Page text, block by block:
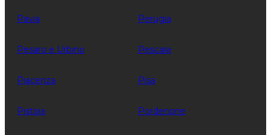
Pavia Perugia
Pesaro e Urbino Pescara
Piacenza Pisa
Pistoia Pordenone